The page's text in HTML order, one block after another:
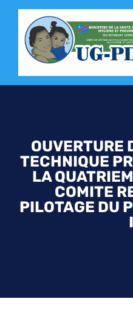
OUVERTURE
TECHNIQUE
LA
COMITE
PILOTAGE DU